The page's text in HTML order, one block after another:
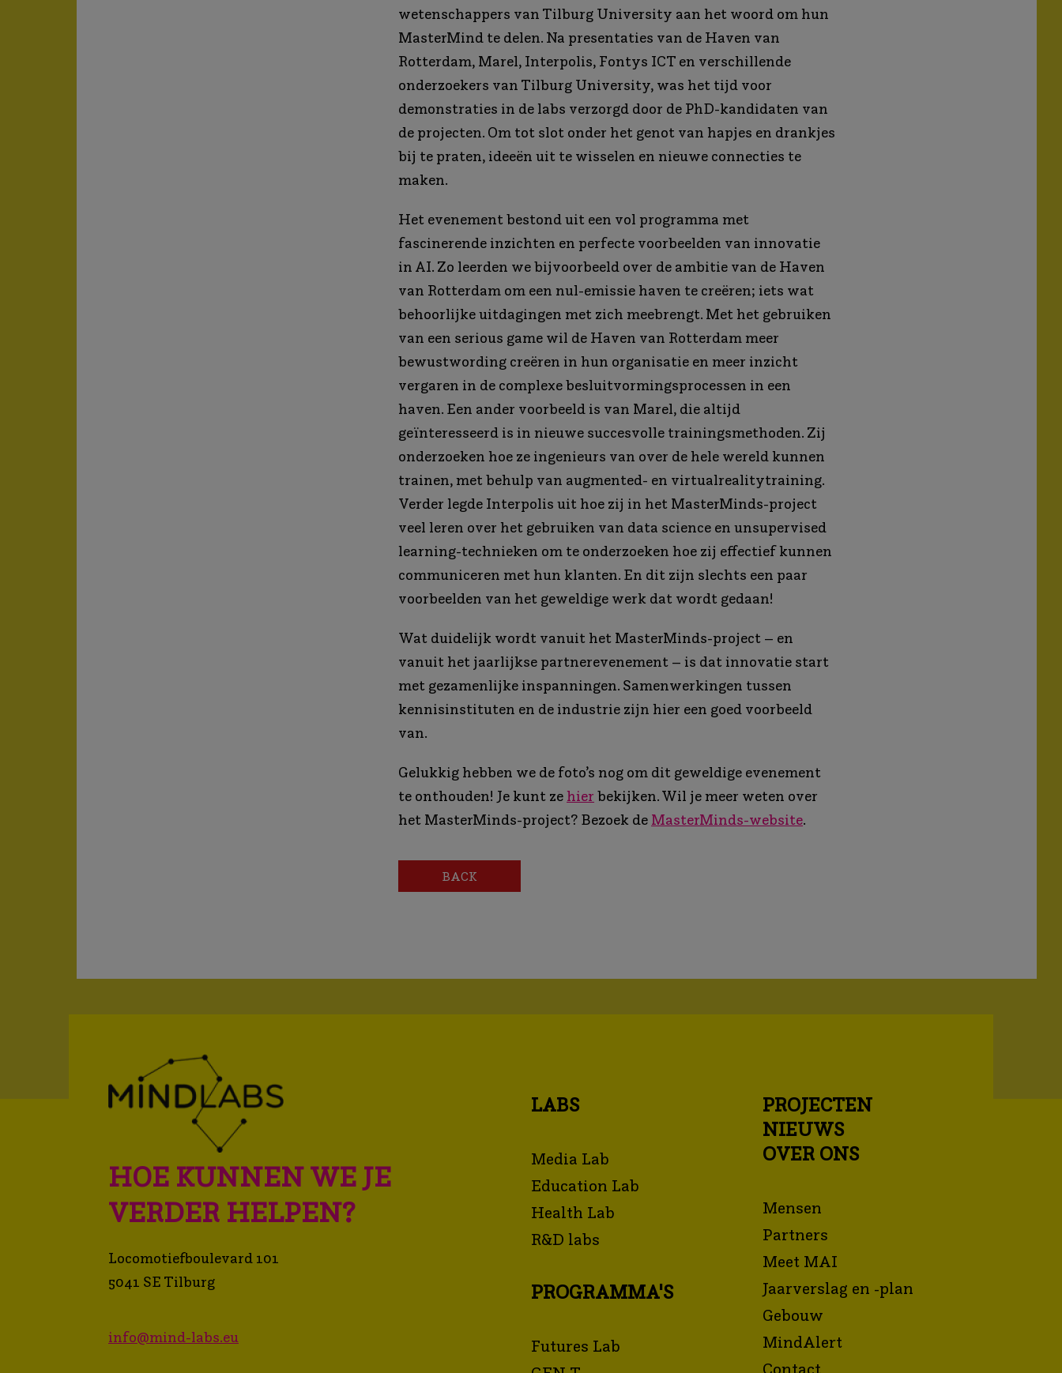
wetenschappers van Tilburg University aan het woord om hun
MasterMind te delen. Na presentaties van de Haven van
Rotterdam, Marel, Interpolis, Fontys ICT en verschillende
onderzoekers van Tilburg University, was het tijd voor
demonstraties in de labs verzorgd door de PhD-kandidaten van
de projecten. Om tot slot onder het genot van hapjes en drankjes
bij te praten, ideeën uit te wisselen en nieuwe connecties te
maken.
Het evenement bestond uit een vol programma met
fascinerende inzichten en perfecte voorbeelden van innovatie
in AI. Zo leerden we bijvoorbeeld over de ambitie van de Haven
van Rotterdam om een nul-emissie haven te creëren; iets wat
behoorlijke uitdagingen met zich meebrengt. Met het gebruiken
van een serious game wil de Haven van Rotterdam meer
bewustwording creëren in hun organisatie en meer inzicht
vergaren in de complexe besluitvormingsprocessen in een
haven. Een ander voorbeeld is van Marel, die altijd
geïnteresseerd is in nieuwe succesvolle trainingsmethoden. Zij
onderzoeken hoe ze ingenieurs van over de hele wereld kunnen
trainen, met behulp van augmented- en virtualrealitytraining.
Verder legde Interpolis uit hoe zij in het MasterMinds-project
veel leren over het gebruiken van data science en unsupervised
learning-technieken om te onderzoeken hoe zij effectief kunnen
communiceren met hun klanten. En dit zijn slechts een paar
voorbeelden van het geweldige werk dat wordt gedaan!
Wat duidelijk wordt vanuit het MasterMinds-project – en
vanuit het jaarlijkse partnerevenement – is dat innovatie start
met gezamenlijke inspanningen. Samenwerkingen tussen
kennisinstituten en de industrie zijn hier een goed voorbeeld
van.
Gelukkig hebben we de foto’s nog om dit geweldige evenement
te onthouden! Je kunt ze hier bekijken. Wil je meer weten over
het MasterMinds-project? Bezoek de MasterMinds-website.
BACK
HOE KUNNEN WE JE
VERDER HELPEN?
Locomotiefboulevard 101
5041 SE Tilburg
info@mind-labs.eu
LABS
Media Lab
Education Lab
Health Lab
R&D labs
PROGRAMMA'S
Futures Lab
PROJECTEN
NIEUWS
OVER ONS
Mensen
Partners
Meet MAI
Jaarverslag en -plan
Gebouw
MindAlert